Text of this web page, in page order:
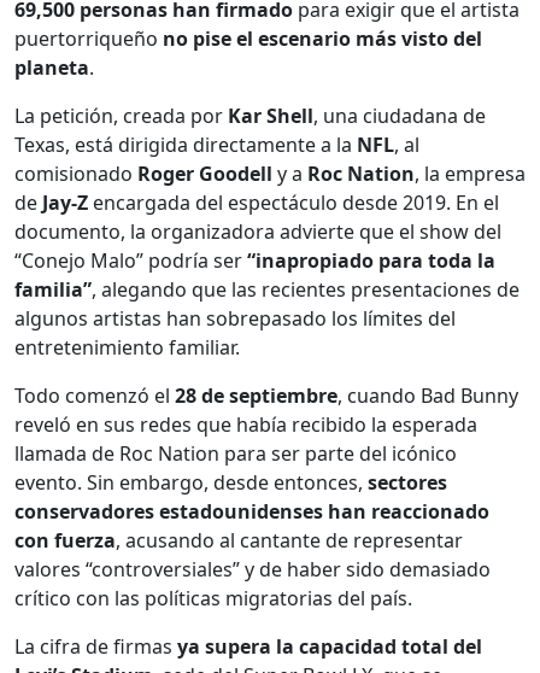
69,500 personas han firmado para exigir que el artista
puertorriqueño no pise el escenario más visto del
planeta.
La petición, creada por Kar Shell, una ciudadana de
Texas, está dirigida directamente a la NFL, al
comisionado Roger Goodell y a Roc Nation, la empresa
deJay-Z encargada del espectáculo desde 2019. En el
documento, la organizadora advierte que el show del
“Conejo Malo” podría ser“inapropiado para toda la
familia”, alegando que las recientes presentaciones de
algunos artistas han sobrepasado los límites del
entretenimiento familiar.
Todo comenzó el 28 de septiembre, cuando Bad Bunny
reveló en sus redes que había recibido la esperada
llamada de Roc Nation para ser parte del icónico
evento. Sin embargo, desde entonces, sectores
conservadores estadounidenses han reaccionado
con fuerza, acusando al cantante de representar
valores “controversiales” y de haber sido demasiado
crítico con las políticas migratorias del país.
La cifra de firmas ya supera la capacidad total del